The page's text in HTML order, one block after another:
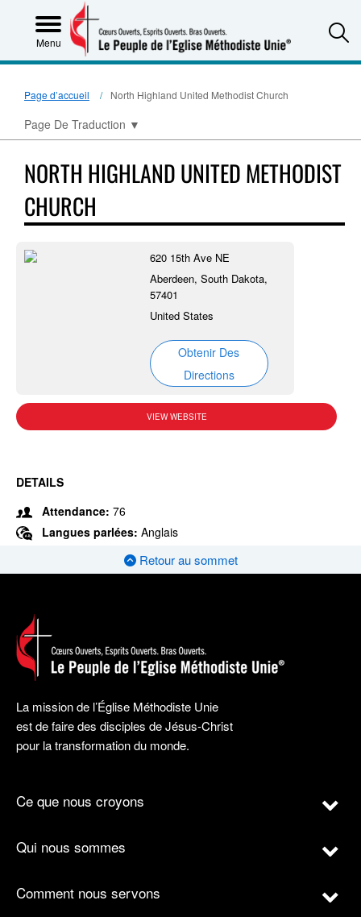
Menu
Page d’accueil North Highland United Methodist Church
Page De Traduction ▼
NORTH HIGHLAND UNITED METHODIST
CHURCH
620 15th Ave NE
Aberdeen, South Dakota,
57401
United States
Obtenir Des
Directions
VIEW WEBSITE
DETAILS
Attendance: 76
Langues parlées: Anglais
Retour au sommet
La mission de l’Église Méthodiste Unie
est de faire des disciples de Jésus-Christ
pour la transformation du monde.
Ce que nous croyons
Qui nous sommes
Comment nous servons